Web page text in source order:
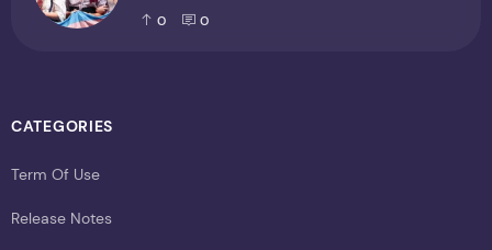
cenário cultural
0 0
CATEGORIES
Term Of Use
Release Notes